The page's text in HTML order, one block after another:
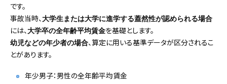
です。
事故当時、 大学生または大学に進学する蓋然性が認められる場合
には、 大学卒の全年齢平均賃金を基礎とします。
幼児などの年少者の場合、算定に用いる基準データが区分されるこ
とがあります。
年少男子：男性の全年齢平均賃金